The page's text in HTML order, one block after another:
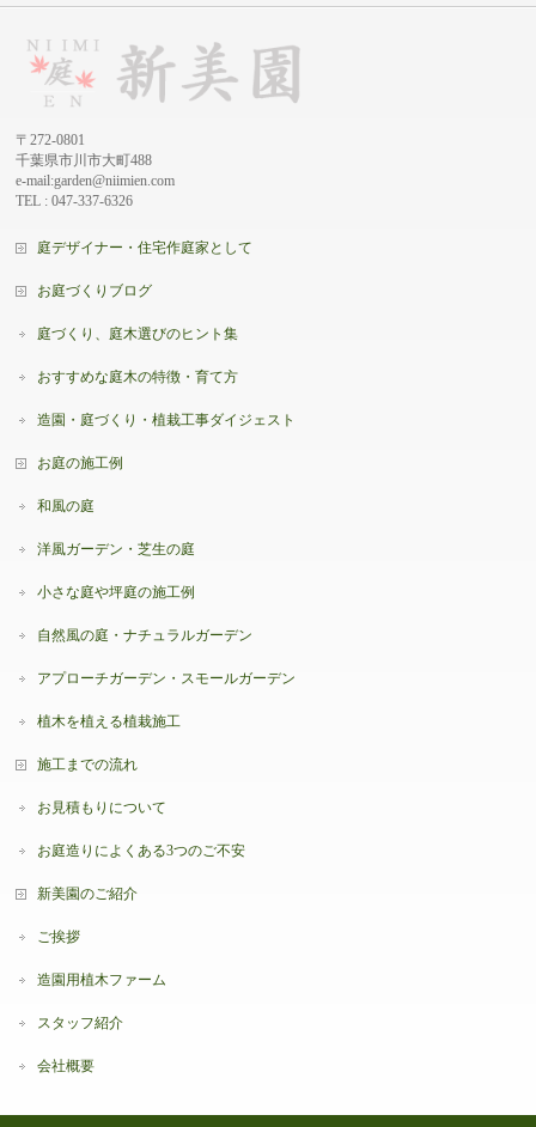
〒272-0801
千葉県市川市大町488
e-mail:garden@niimien.com
TEL : 047-337-6326
庭デザイナー・住宅作庭家として
お庭づくりブログ
庭づくり、庭木選びのヒント集
おすすめな庭木の特徴・育て方
造園・庭づくり・植栽工事ダイジェスト
お庭の施工例
和風の庭
洋風ガーデン・芝生の庭
小さな庭や坪庭の施工例
自然風の庭・ナチュラルガーデン
アプローチガーデン・スモールガーデン
植木を植える植栽施工
施工までの流れ
お見積もりについて
お庭造りによくある3つのご不安
新美園のご紹介
ご挨拶
造園用植木ファーム
スタッフ紹介
会社概要